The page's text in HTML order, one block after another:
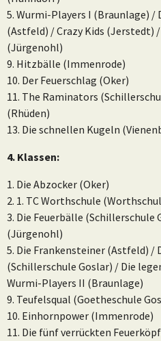
5. Wurmi-Players I (Braunlage) /
(Astfeld) / Crazy Kids (Jerstedt)
(Jürgenohl)
9. Hitzbälle (Immenrode)
10. Der Feuerschlag (Oker)
11. The Raminators
(Rhüden)
13. Die schnellen Kugeln
4. Klassen:
1. Die Abzocker (Oker)
2. 1. TC Worthschule
3. Die Feuerbälle (Schillerschule
(Jürgenohl)
5. Die Frankensteiner (Astfeld) /
(Schillerschule Goslar) / Die
Wurmi-Players II (Braunlage)
9. Teufelsqual (Goetheschule
10. Einhornpower (Immenrode)
11. Die fünf verrückten